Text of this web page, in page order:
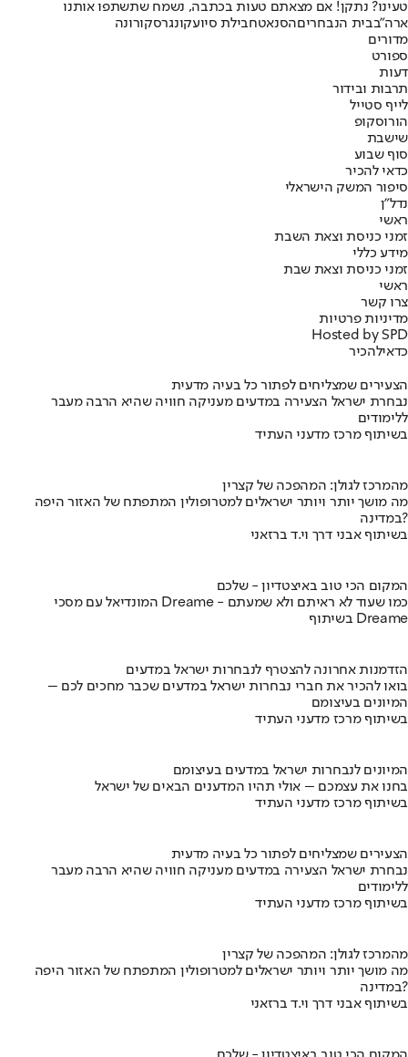
טעינו? נתקן! אם מצאתם טעות בכתבה, נשמח שתשתפו אותנו
ארה"בבית הנבחריםהסנאטחבילת סיועקונגרסקורונה
מדורים
ספורט
דעות
תרבות ובידור
לייף סטייל
הורוסקופ
שישבת
סוף שבוע
כדאי להכיר
סיפור המשק הישראלי
נדל"ן
ראשי
זמני כניסת וצאת השבת
מידע כללי
זמני כניסת וצאת שבת
ראשי
צרו קשר
מדיניות פרטיות
Hosted by SPD
כדאילהכיר
הצעירים שמצליחים לפתור כל בעיה מדעית
נבחרת ישראל הצעירה במדעים מעניקה חוויה שהיא הרבה מעבר
ללימודים
בשיתוף מרכז מדעני העתיד
מהמרכז לגולן: המהפכה של קצרין
מה מושך יותר ויותר ישראלים למטרופולין המתפתח של האזור היפה
במדינה?
בשיתוף אבני דרך וי.ד ברזאני
המקום הכי טוב באיצטדיון - שלכם
המונדיאל עם מסכי Dreame - כמו שעוד לא ראיתם ולא שמעתם
בשיתוף Dreame
הזדמנות אחרונה להצטרף לנבחרות ישראל במדעים
בואו להכיר את חברי נבחרות ישראל במדעים שכבר מחכים לכם –
המיונים בעיצומם
בשיתוף מרכז מדעני העתיד
המיונים לנבחרות ישראל במדעים בעיצומם
בחנו את עצמכם – אולי תהיו המדענים הבאים של ישראל
בשיתוף מרכז מדעני העתיד
הצעירים שמצליחים לפתור כל בעיה מדעית
נבחרת ישראל הצעירה במדעים מעניקה חוויה שהיא הרבה מעבר
ללימודים
בשיתוף מרכז מדעני העתיד
מהמרכז לגולן: המהפכה של קצרין
מה מושך יותר ויותר ישראלים למטרופולין המתפתח של האזור היפה
במדינה?
בשיתוף אבני דרך וי.ד ברזאני